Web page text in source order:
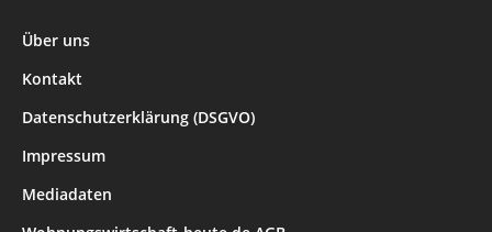
Über uns
Kontakt
Datenschutzerklärung (DSGVO)
Impressum
Mediadaten